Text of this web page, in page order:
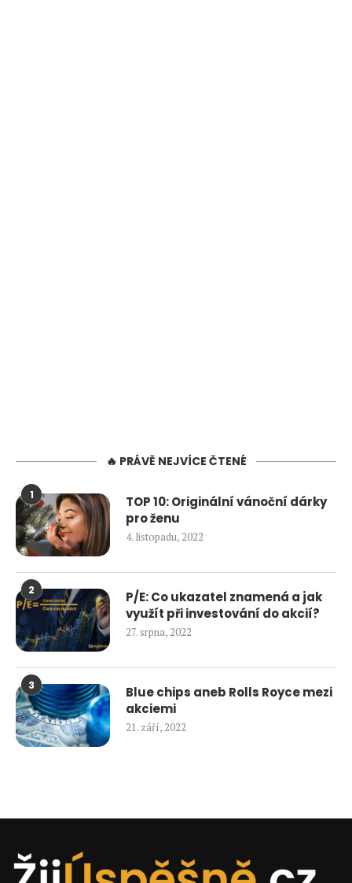
🔥 PRÁVĚ NEJVÍCE ČTENÉ
1
TOP 10: Originální vánoční dárky
pro ženu
4. listopadu, 2022
2
P/E: Co ukazatel znamená a jak
využít při investování do akcií?
27. srpna, 2022
3
Blue chips aneb Rolls Royce mezi
akciemi
21. září, 2022